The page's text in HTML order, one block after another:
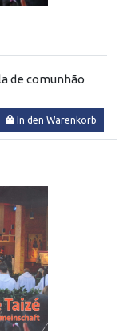
de comunhão
In den Warenkorb